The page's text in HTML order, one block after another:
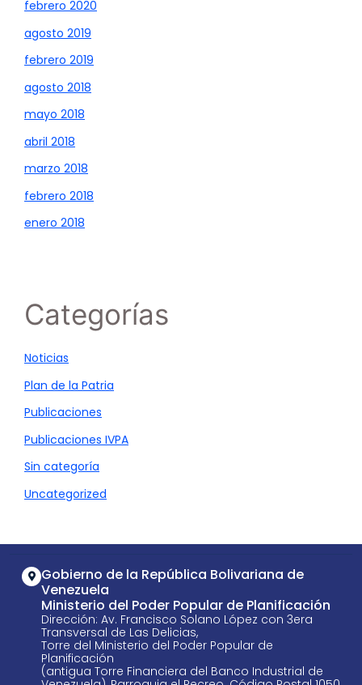
febrero 2020
agosto 2019
febrero 2019
agosto 2018
mayo 2018
abril 2018
marzo 2018
febrero 2018
enero 2018
Categorías
Noticias
Plan de la Patria
Publicaciones
Publicaciones IVPA
Sin categoría
Uncategorized
Gobierno de la República Bolivariana de
Venezuela
Ministerio del Poder Popular de Planificación
Dirección: Av. Francisco Solano López con 3era
Transversal de Las Delicias,
Torre del Ministerio del Poder Popular de
Planificación
(antigua Torre Financiera del Banco Industrial de